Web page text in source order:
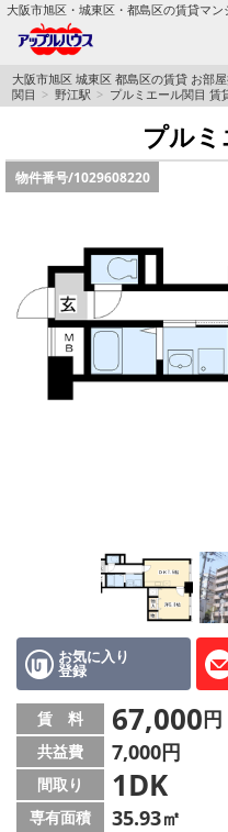
大阪市旭区・城東区・都島区の賃貸マン
TOPページ
路線·駅から探す
地図から探す
スタッフ
店舗情報·アクセス
会社概要
メールでお問い合わせ
大阪市旭区 城東区 都島区の賃貸 お部
関目
野江駅 プルミエール関目 賃
プル
物件番号/1029608220
お気に入り
登録
賃 料 67,000円
共益費 7,000円
間取り 1DK
専有面積 35.93㎡